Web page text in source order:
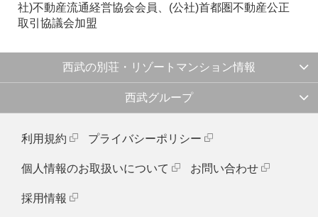
社)不動産流通経営協会会員、(公社)首都圏不動産公正
取引協議会加盟
西武の別荘・リゾートマンション情報
西武グループ
利用規約 プライバシーポリシー
個人情報のお取扱いについて お問い合わせ
採用情報